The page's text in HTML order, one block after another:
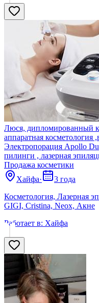
Люся, дипломированный
аппаратная косметология
Электропорация Apollo
пилинги , лазерная
Продажа косметики
Хайфа·
3 года
Косметология, Лазерная
GIGI, Cristina, Neox, Акне
Работает в: Хайфа